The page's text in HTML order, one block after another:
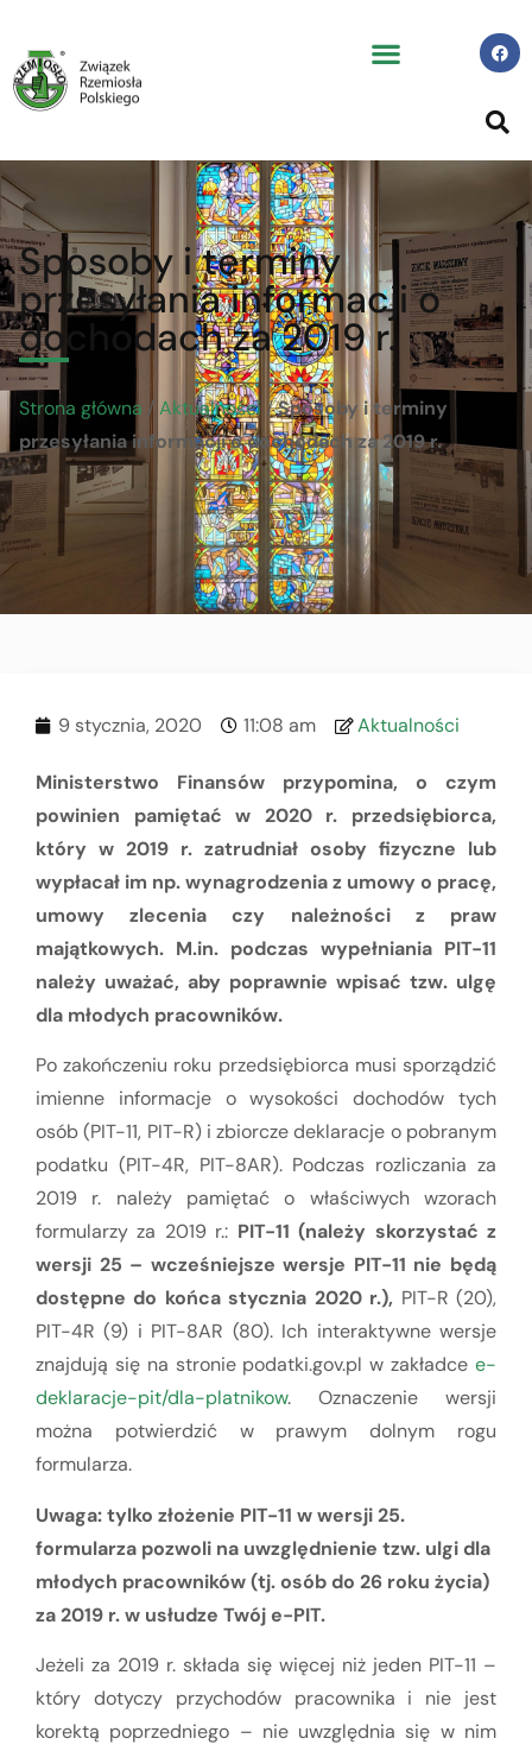
Sposoby i terminy
przesyłania informacji o
dochodach za 2019 r.
Strona główna / Aktualności /Sposoby i terminy
przesyłania informacji o dochodach za 2019 r.
9 stycznia, 2020 11:08 am Aktualności
Ministerstwo Finansów przypomina, o czym
powinien pamiętać w 2020 r. przedsiębiorca,
który w 2019 r. zatrudniał osoby fizyczne lub
wypłacał im np. wynagrodzenia z umowy o pracę,
umowy zlecenia czy należności z praw
majątkowych. M.in. podczas wypełniania PIT-11
należy uważać, aby poprawnie wpisać tzw. ulgę
dla młodych pracowników.
Po zakończeniu roku przedsiębiorca musi sporządzić
imienne informacje o wysokości dochodów tych
osób (PIT-11, PIT-R) i zbiorcze deklaracje o pobranym
podatku (PIT-4R, PIT-8AR). Podczas rozliczania za
2019 r. należy pamiętać o właściwych wzorach
formularzy za 2019 r.: PIT-11 (należy skorzystać z
wersji 25 – wcześniejsze wersje PIT-11 nie będą
dostępne do końca stycznia 2020 r.), PIT-R (20),
PIT-4R (9) i PIT-8AR (80). Ich interaktywne wersje
znajdują się na stronie podatki.gov.pl w zakładce e-
deklaracje-pit/dla-platnikow. Oznaczenie wersji
można potwierdzić w prawym dolnym rogu
formularza.
Uwaga:tylko złożenie PIT-11 w wersji 25.
formularza pozwoli na uwzględnienie tzw. ulgi dla
młodych pracowników (tj. osób do 26 roku życia)
za 2019 r. w usłudze Twój e-PIT.
Jeżeli za 2019 r. składa się więcej niż jeden PIT-11 –
który dotyczy przychodów pracownika i nie jest
korektą poprzedniego – nie uwzględnia się w nim